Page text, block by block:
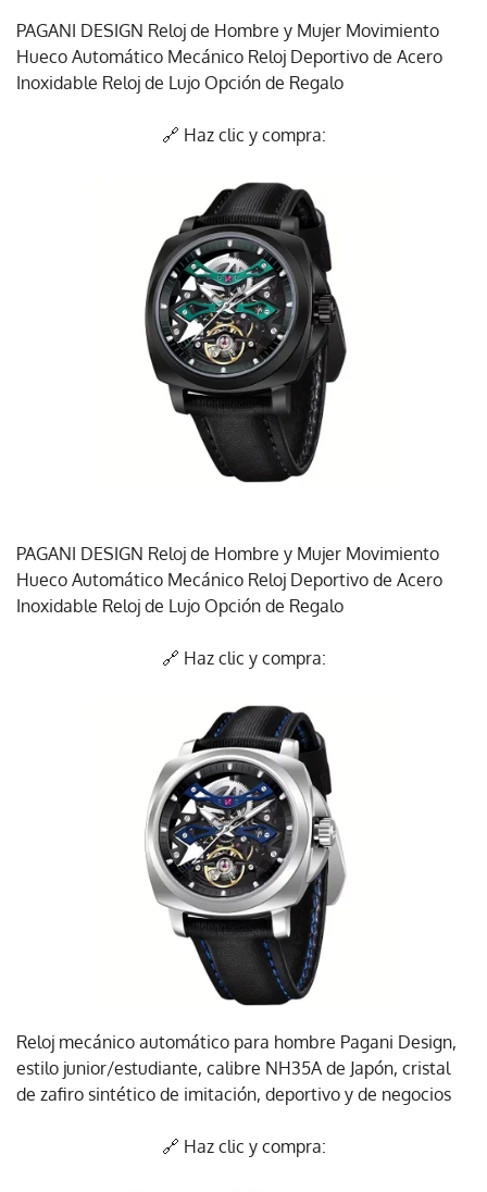
PAGANI DESIGN Reloj de Hombre y Mujer Movimiento
Hueco Automático Mecánico Reloj Deportivo de Acero
Inoxidable Reloj de Lujo Opción de Regalo
🔗 Haz clic y compra:
PAGANI DESIGN Reloj de Hombre y Mujer Movimiento
Hueco Automático Mecánico Reloj Deportivo de Acero
Inoxidable Reloj de Lujo Opción de Regalo
🔗 Haz clic y compra:
Reloj mecánico automático para hombre Pagani Design,
estilo junior/estudiante, calibre NH35A de Japón, cristal
de zafiro sintético de imitación, deportivo y de negocios
🔗 Haz clic y compra: